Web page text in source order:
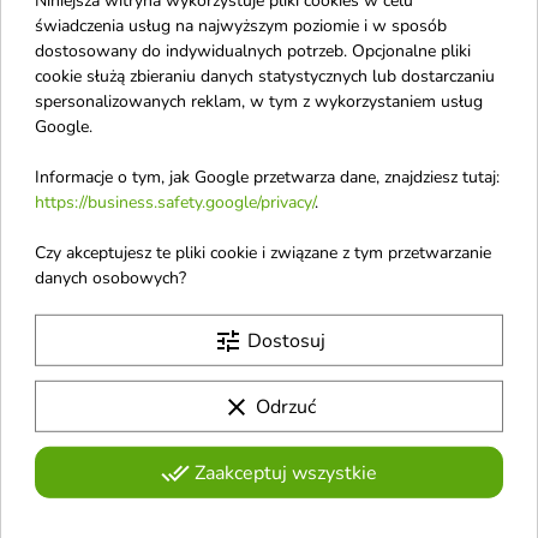
Sally Hansen Lakier do
Mauve Mantra
Odkryj cudowną koloroterapię
Sally Hansen Lakier do
ml Prism
favorite_border favorite_border
świadczenia usług na najwyższym poziomie i w sposób
dostosowany do indywidualnych potrzeb. Opcjonalne pliki
cookie służą zbieraniu danych statystycznych lub dostarczaniu
spersonalizowanych reklam, w tym z wykorzystaniem usług
Google.
Informacje o tym, jak Google przetwarza dane, znajdziesz tutaj:
https://business.safety.google/privacy/.
Czy akceptujesz te pliki cookie i związane z tym przetwarzanie
danych osobowych?
tune Dostosuj
clear Odrzuć
done_allZaakceptuj wszystkie